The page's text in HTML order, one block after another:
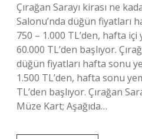
Çırağan Sarayı kirası ne
Salonu’nda düğün fiyatları
750 – 1.000 TL’den, hafta içi
60.000 TL’den başlıyor.
düğün fiyatları hafta sonu
1.500 TL’den, hafta sonu
TL’den başlıyor. Çırağan
Müze Kart; Aşağıda…